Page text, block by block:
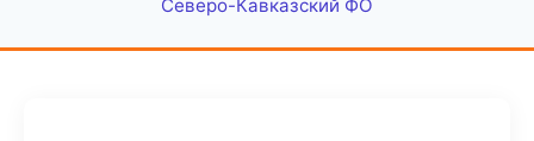
Северо-Кавказский ФО